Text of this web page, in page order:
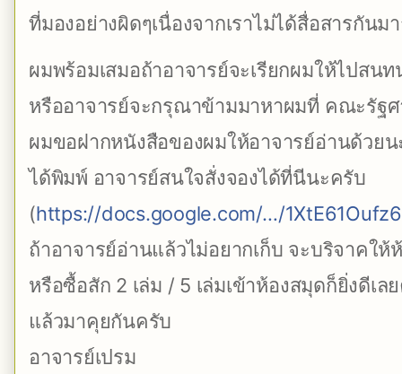
ที่มองอย่างผิดๆเนื่องจากเราไม่ได้สื่อสารกันม
ผมพร้อมเสมอถ้าอาจารย์จะเรียกผมให้ไปสน
หรืออาจารย์จะกรุณาข้ามมาหาผมที่ คณะรัฐ
ผมขอฝากหนังสือของผมให้อาจารย์อ่านด้วย
ได้พิมพ์ อาจารย์สนใจสั่งจองได้ที่นีนะครับ
(https://docs.google.com/…/
ถ้าอาจารย์อ่านแล้วไม่อยากเก็บ จะบริจาคใ
หรือซื้อสัก 2 เล่ม / 5 เล่มเข้าห้องสมุดก็ยิ่งดีเล
แล้วมาคุยกันครับ
อาจารย์เปรม